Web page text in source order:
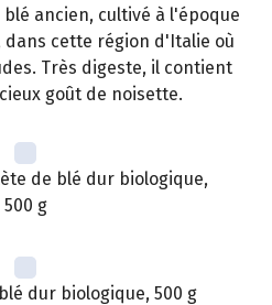
ancien, cultivé à l'époque
cette région d'Italie où
Très digeste, il contient
goût de noisette.
de blé dur biologique,
500 g
dur biologique, 500 g